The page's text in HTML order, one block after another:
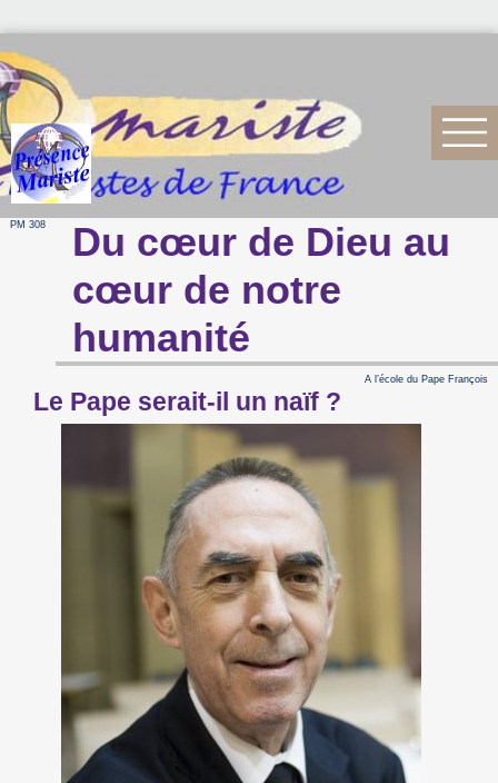
PM 308
Du cœur de Dieu au
cœur de notre
humanité
A l’école du Pape François
Le Pape serait-il un naïf ?